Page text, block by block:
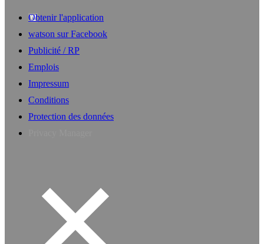
Obtenir l'application
watson sur Facebook
Publicité / RP
Emplois
Impressum
Conditions
Protection des données